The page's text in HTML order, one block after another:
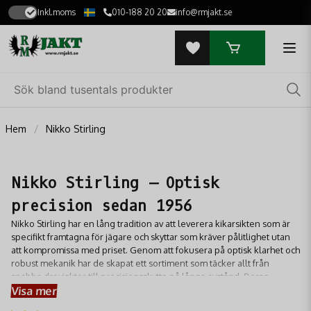
Inkl.moms 010-188 20 20 info@rmjakt.se
Hem Nikko Stirling
Nikko Stirling – Optisk
precision sedan 1956
Nikko Stirling har en lång tradition av att leverera kikarsikten som är
specifikt framtagna för jägare och skyttar som kräver pålitlighet utan
att kompromissa med priset. Genom att fokusera på optisk klarhet och
robust mekanik har de skapat ett sortiment som täcker allt från
snabba drevjakter till precisionsskytte på långa avstånd. Deras
siktesserier kännetecknas av högkvalitativa linser med avancerad
Visa mer